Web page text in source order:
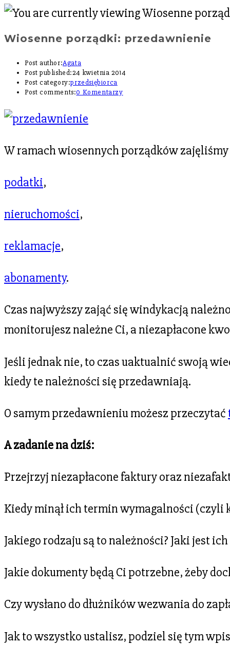
Wiosenne porządki: przedawnienie
Post author:Agata
Post published:24 kwietnia 2014
Post category:przedsiębiorca
Post comments:0 Komentarzy
W ramach wiosennych porządków
podatki,
nieruchomości,
reklamacje,
abonamenty.
Czas najwyższy zająć się windykacją
monitorujesz należne Ci, a niezapłacone
Jeśli jednak nie, to czas uaktualnić swoją
kiedy te należności się przedawniają.
O samym przedawnieniu możesz przeczytać
A zadanie na dziś:
Przejrzyj niezapłacone faktury oraz
Kiedy minął ich termin wymagalności (czyli
Jakiego rodzaju są to należności? Jaki jest
Jakie dokumenty będą Ci potrzebne, żeby
Czy wysłano do dłużników wezwania do
Jak to wszystko ustalisz, podziel się tym